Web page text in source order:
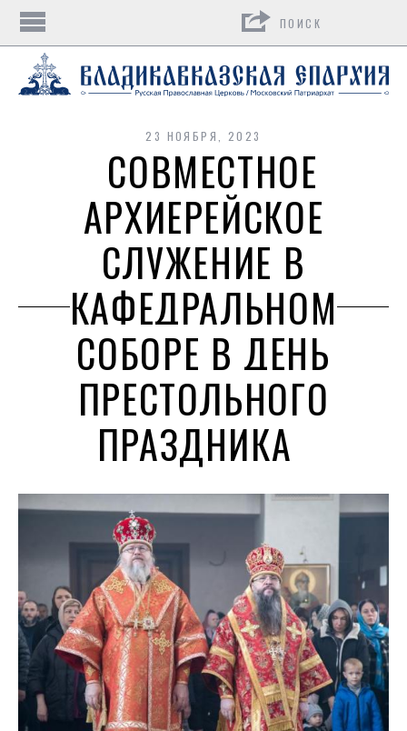
23 НОЯБРЯ, 2023
СОВМЕСТНОЕ
АРХИЕРЕЙСКОЕ
СЛУЖЕНИЕ В
КАФЕДРАЛЬНОМ
СОБОРЕ В ДЕНЬ
ПРЕСТОЛЬНОГО
ПРАЗДНИКА